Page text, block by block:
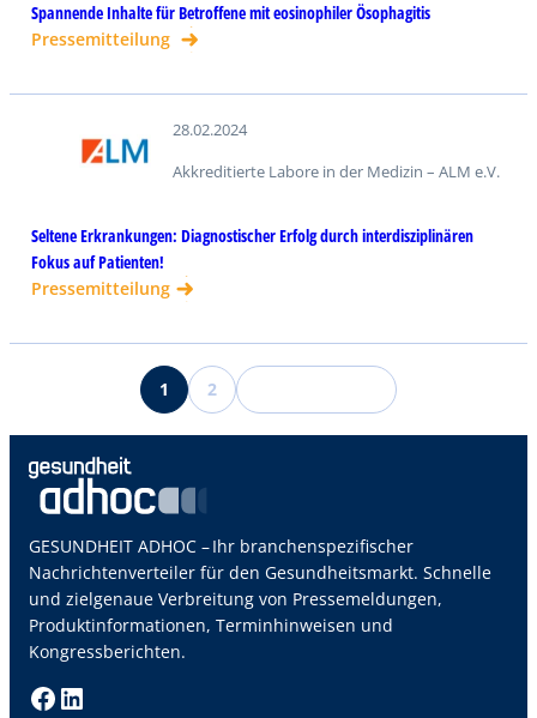
Spannende Inhalte für Betroffene mit eosinophiler Ösophagitis
Pressemitteilung
28.02.2024
Akkreditierte Labore in der Medizin – ALM e.V.
Seltene Erkrankungen: Diagnostischer Erfolg durch interdisziplinären
Fokus auf Patienten!
Pressemitteilung
1 2
GESUNDHEIT ADHOC – Ihr branchenspezifischer
Nachrichtenverteiler für den Gesundheitsmarkt. Schnelle
und zielgenaue Verbreitung von Pressemeldungen,
Produktinformationen, Terminhinweisen und
Kongressberichten.
Facebook LinkedIn